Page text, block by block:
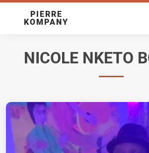
PIERRE
KOMPANY
NICOLE NKETO